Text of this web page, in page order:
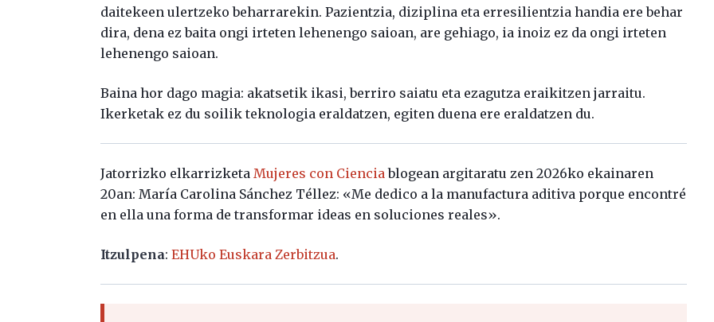
daitekeen ulertzeko beharrarekin. Pazientzia, diziplina eta erresilientzia handia ere behar
dira, dena ez baita ongi irteten lehenengo saioan, are gehiago, ia inoiz ez da ongi irteten
lehenengo saioan.
Baina hor dago magia: akatsetik ikasi, berriro saiatu eta ezagutza eraikitzen jarraitu.
Ikerketak ez du soilik teknologia eraldatzen, egiten duena ere eraldatzen du.
Jatorrizko elkarrizketaMujeres con Cienciablogean argitaratu zen 2026ko ekainaren
20an: María Carolina Sánchez Téllez: «Me dedico a la manufactura aditiva porque encontré
en ella una forma de transformar ideas en soluciones reales».
Itzulpena:EHUko Euskara Zerbitzua.